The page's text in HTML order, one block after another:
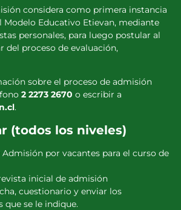
considera como primera instancia
Modelo Educativo Etievan, mediante
personales, para luego postular al
del proceso de evaluación,
sobre el proceso de admisión
2 2273 2670 o escribir a
.
(todos los niveles)
por vacantes para el curso de
inicial de admisión
cuestionario y enviar los
que se le indique.